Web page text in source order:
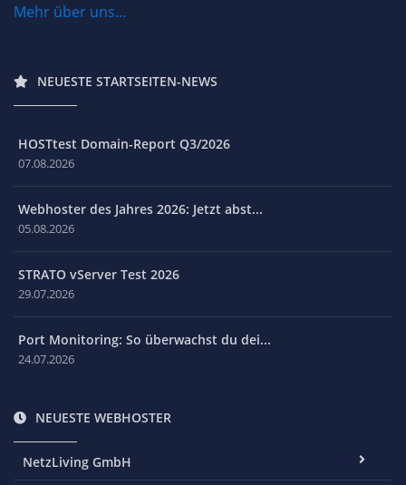
Mehr über uns...
NEUESTE STARTSEITEN-NEWS
HOSTtest Domain-Report Q3/2026
07.08.2026
Webhoster des Jahres 2026: Jetzt abst...
05.08.2026
STRATO vServer Test 2026
29.07.2026
Port Monitoring: So überwachst du dei...
24.07.2026
NEUESTE WEBHOSTER
NetzLiving GmbH